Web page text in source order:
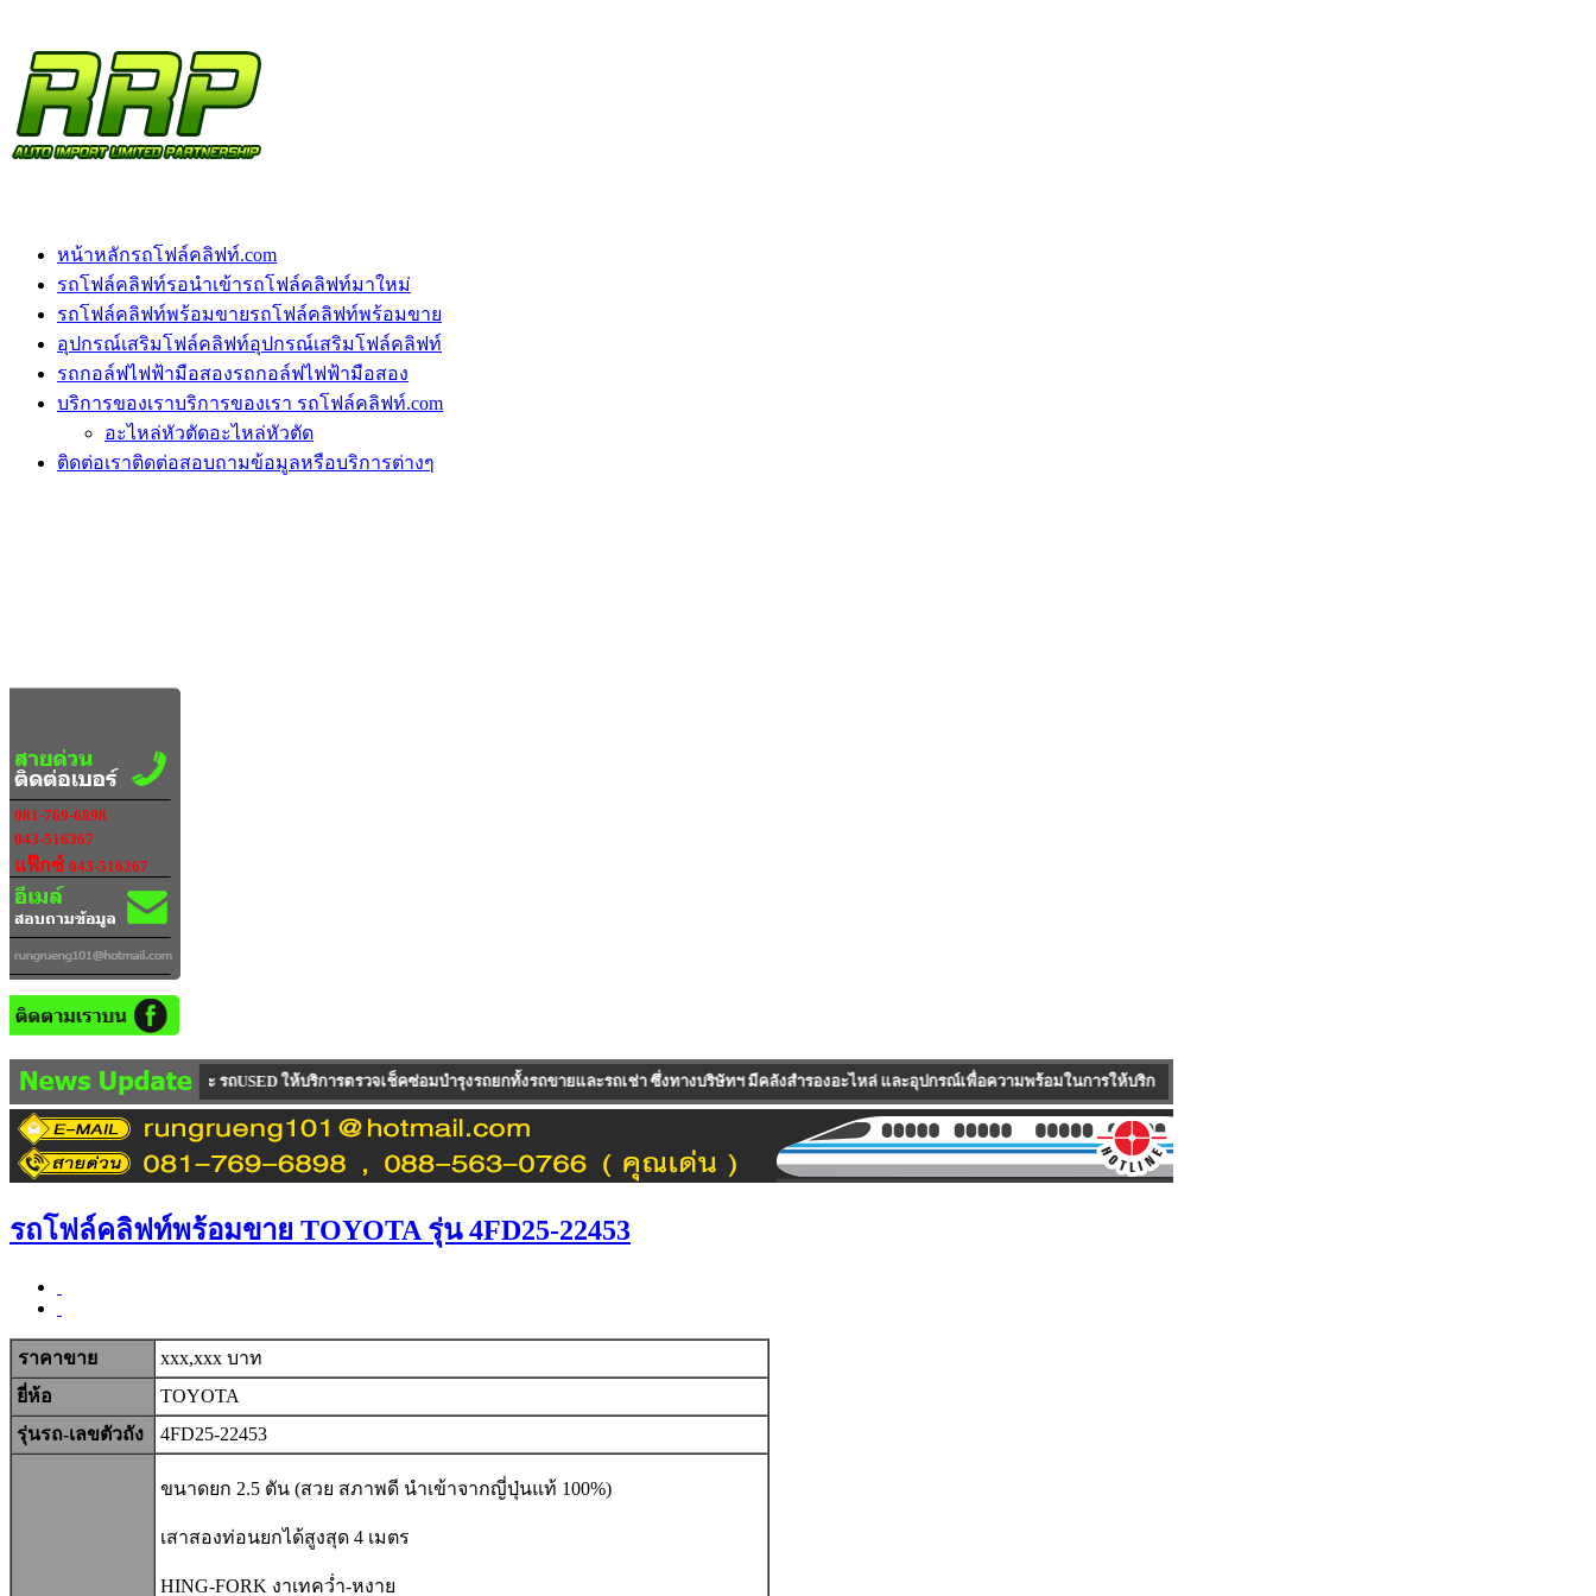
หน้าหลักรถโฟล์คลิฟท์.com
รถโฟล์คลิฟท์รอนำเข้ารถโฟล์คลิฟท์มาใหม่
รถโฟล์คลิฟท์พร้อมขายรถโฟล์คลิฟท์พร้อมขาย
อุปกรณ์เสริมโฟล์คลิฟท์อุปกรณ์เสริมโฟล์คลิฟท์
รถกอล์ฟไฟฟ้ามือสองรถกอล์ฟไฟฟ้ามือสอง
บริการของเราบริการของเรา รถโฟล์คลิฟท์.com
อะไหล่หัวตัดอะไหล่หัวตัด
ติดต่อเราติดต่อสอบถามข้อมูลหรือบริการต่างๆ
081-769-6898
043-516367
แฟ๊กซ์ 043-516267
รถใหม่100 % และ รถUSED ให้บริการตรวจเช็คซ่อมบำรุงรถยกทั้งรถขายและรถเช่า ซึ่งทางบริษัทฯ มีคลังสำรองอะไหล่ และอุปกรณ์เพื่อความพร้อมในการให้บริการแก่ลูกค้า บริษัทมีบริการรถ Mobile Service ซึ่งเป็นรถพร้อมอุปกรณ์ครบ
รถโฟล์คลิฟท์พร้อมขาย TOYOTA รุ่น 4FD25-22453
ราคาขาย
xxx,xxx บาท
ยี่ห้อ
TOYOTA
รุ่นรถ-เลขตัวถัง
4FD25-22453
ขนาดยก 2.5 ตัน (สวย สภาพดี นำเข้าจากญี่ปุ่นแท้ 100%)
เสาสองท่อนยกได้สูงสุด 4 เมตร
HING-FORK งาเทคว่ำ-หงาย